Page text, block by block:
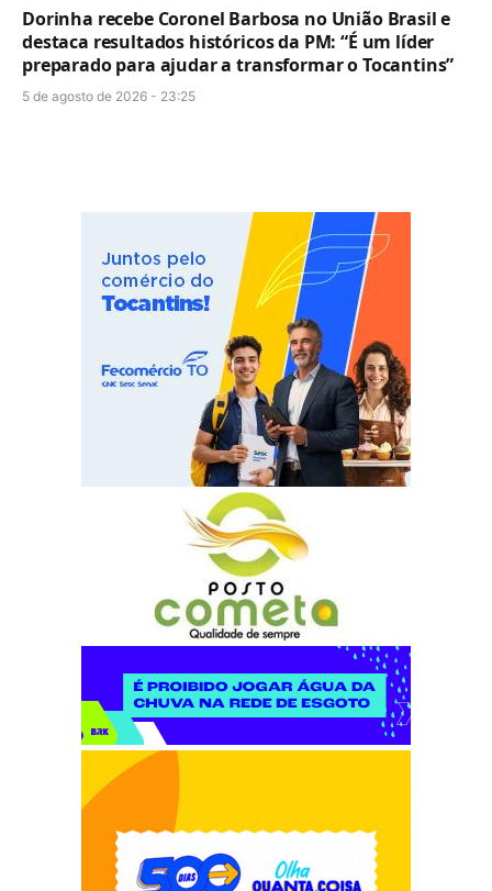
Dorinha recebe Coronel Barbosa no União Brasil e
destaca resultados históricos da PM: “É um líder
preparado para ajudar a transformar o Tocantins”
5 de agosto de 2026 - 23:25